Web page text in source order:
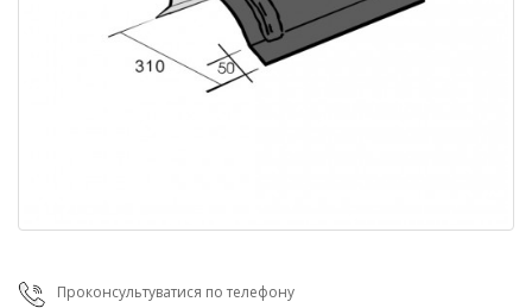
Проконсультуватися по телефону